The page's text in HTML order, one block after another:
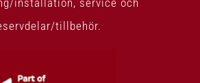
tillbehör.